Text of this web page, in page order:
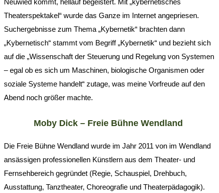
Neuwied kommt, hellauf begeistert. Mit „kybernetisches
Theaterspektakel“ wurde das Ganze im Internet angepriesen.
Suchergebnisse zum Thema „Kybernetik“ brachten dann
„Kybernetisch“ stammt vom Begriff „Kybernetik“ und bezieht sich
auf die „Wissenschaft der Steuerung und Regelung von Systemen
– egal ob es sich um Maschinen, biologische Organismen oder
soziale Systeme handelt“ zutage, was meine Vorfreude auf den
Abend noch größer machte.
Moby Dick – Freie Bühne Wendland
Die Freie Bühne Wendland wurde im Jahr 2011 von im Wendland
ansässigen professionellen Künstlern aus dem Theater- und
Fernsehbereich gegründet (Regie, Schauspiel, Drehbuch,
Ausstattung, Tanztheater, Choreografie und Theaterpädagogik).